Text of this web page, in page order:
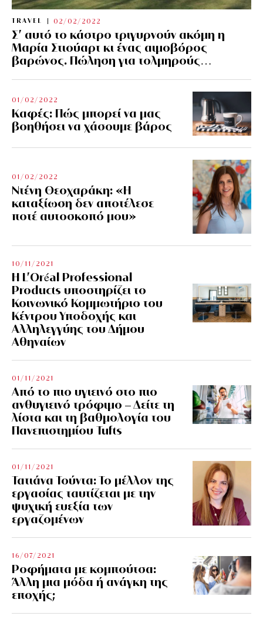
TRAVEL 02/02/2022
Σ’ αυτό το κάστρο τριγυρνούν ακόμη η
Μαρία Στιούαρτ κι ένας αιμοβόρος
βαρώνος. Πώληση για τολμηρούς…
01/02/2022
Kαφές: Πώς μπορεί να μας
βοηθήσει να χάσουμε βάρος
01/02/2022
Ντένη Θεοχαράκη: «Η
καταξίωση δεν αποτέλεσε
ποτέ αυτοσκοπό μου»
10/11/2021
Η L’Οréal Professional
Products υποστηρίζει το
Κοινωνικό Κομμωτήριο του
Κέντρου Υποδοχής και
Αλληλεγγύης του Δήμου
Αθηναίων
01/11/2021
Από το πιο υγιεινό στο πιο
ανθυγιεινό τρόφιμο – Δείτε τη
λίστα και τη βαθμολογία του
Πανεπιστημίου Tufts
01/11/2021
Τατιάνα Τούντα: Το μέλλον της
εργασίας ταυτίζεται με την
ψυχική ευεξία των
εργαζομένων
16/07/2021
Ροφήματα με κομπούτσα:
Άλλη μια μόδα ή ανάγκη της
εποχής;